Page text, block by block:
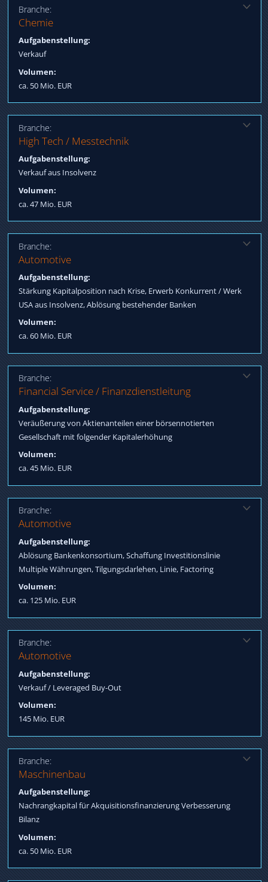
Branche:
Chemie
Aufgabenstellung:
Verkauf
Volumen:
ca. 50 Mio. EUR
Lösung:
Qualifizierung Käufer, Verkauf an asiatischen strategischen
Investor
Branche:
High Tech / Messtechnik
Aufgabenstellung:
Verkauf aus Insolvenz
Volumen:
ca. 47 Mio. EUR
Lösung:
Qualifizierung Strategen, Internationaler Stratege erwirbt im
Rahmen eines globalen Bieterverfahren
Branche:
Automotive
Aufgabenstellung:
Stärkung Kapitalposition nach Krise, Erwerb Konkurrent / Werk
USA aus Insolvenz, Ablösung bestehender Banken
Volumen:
ca. 60 Mio. EUR
Lösung:
Beschaffung Nachrangdarlehen, Verhandlung bis Erwerb Werk
USA aus Insolvenz / Einigung mit allen internationalen
Gläubigern, Arrangieren Darlehen
Branche:
Financial Service / Finanzdienstleitung
Aufgabenstellung:
Veräußerung von Aktienanteilen einer börsennotierten
Gesellschaft mit folgender Kapitalerhöhung
Volumen:
ca. 45 Mio. EUR
Lösung:
Konsortium aus namhaften Versicherungsunternehmen erwirbt
in Summe Mehrheit am Unternehmen. Kapitalerhöhung erfolgt
im zweiten Schritt durch Umwandlung von
Gesellschafterdarlehen
Branche:
Automotive
Aufgabenstellung:
Ablösung Bankenkonsortium, Schaffung Investitionslinie
Multiple Währungen, Tilgungsdarlehen, Linie, Factoring
Volumen:
ca. 125 Mio. EUR
Lösung:
Arrangieren ein internationales Konsortium unter Führung von
zwei internationalen Großbanken.
Branche:
Automotive
Aufgabenstellung:
Verkauf / Leveraged Buy-Out
Volumen:
145 Mio. EUR
Lösung:
Verkauf an Private Equity Investor Rückbeteiligung Verkäufer
Arrangieren eines Banken Konsortium mit EUR und Dollar
Branche:
Maschinenbau
Aufgabenstellung:
Nachrangkapital für Akquisitionsfinanzierung Verbesserung
Bilanz
Volumen:
ca. 50 Mio. EUR
Lösung:
Sale & Lease Back Gewerbeimmobilie